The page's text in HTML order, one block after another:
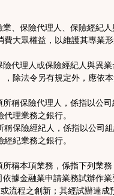
業、保險代理人、保險經紀
大眾權益，以維護其專業
險代理人或保險經紀人與異
除法令另有規定外，應依本
所稱保險代理人，係指以公
理業務之銀行。
保險經紀人，係指以公司
紀業務之銀行。
稱本項業務，係指下列業務
依據金融業申請業務試辦作
程之創新；其經試辦達成